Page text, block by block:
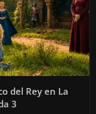
del Rey en La
3